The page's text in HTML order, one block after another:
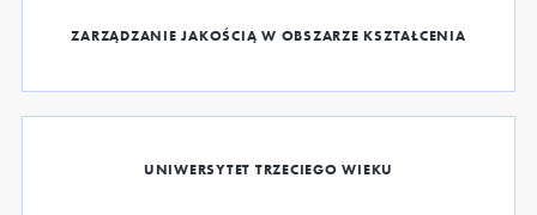
ZARZĄDZANIE JAKOŚCIĄ W OBSZARZE KSZTAŁCENIA
UNIWERSYTET TRZECIEGO WIEKU